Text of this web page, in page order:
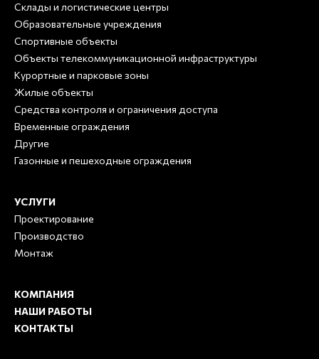
Склады и логистические центры
Образовательные учреждения
Спортивные объекты
Объекты телекоммуникационной инфраструктуры
Курортные и парковые зоны
Жилые объекты
Средства контроля и ограничения доступа
Временные ограждения
Другие
Газонные и пешеходные ограждения
УСЛУГИ
Проектирование
Производство
Монтаж
КОМПАНИЯ
НАШИ РАБОТЫ
КОНТАКТЫ